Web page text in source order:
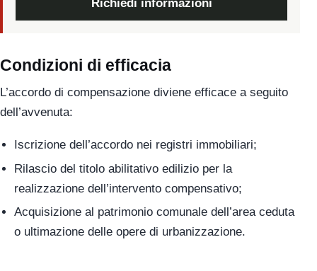
Richiedi informazioni
Condizioni di efficacia
L’accordo di compensazione diviene efficace a seguito
dell’avvenuta:
Iscrizione dell’accordo nei registri immobiliari;
Rilascio del titolo abilitativo edilizio per la
realizzazione dell’intervento compensativo;
Acquisizione al patrimonio comunale dell’area ceduta
o ultimazione delle opere di urbanizzazione.